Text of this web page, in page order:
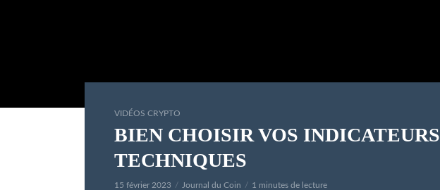
VIDÉOS CRYPTO
BIEN CHOISIR VOS INDICATEURS
TECHNIQUES
15 février 2023 Journal du Coin 1 minutes de lecture